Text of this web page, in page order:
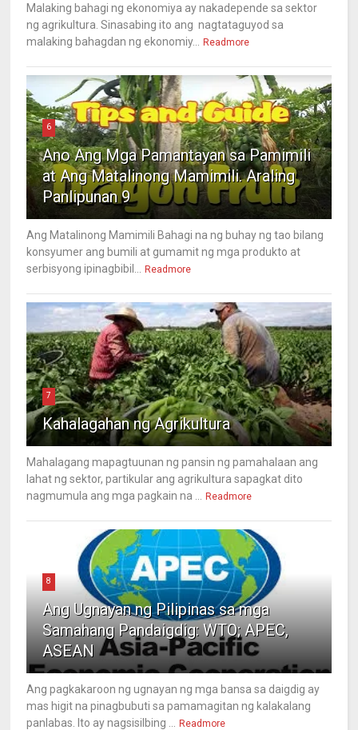
Malaking bahagi ng ekonomiya ay nakadepende sa sektor
ng agrikultura. Sinasabing ito ang nagtataguyod sa
malaking bahagdan ng ekonomiy...
Readmore
6
Ano Ang Mga Pamantayan sa Pamimili
at Ang Matalinong Mamimili. Araling
Panlipunan 9
Ang Matalinong Mamimili Bahagi na ng buhay ng tao bilang
konsyumer ang bumili at gumamit ng mga produkto at
serbisyong ipinagbibil...
Readmore
7
Kahalagahan ng Agrikultura
Mahalagang mapagtuunan ng pansin ng pamahalaan ang
lahat ng sektor, partikular ang agrikultura sapagkat dito
nagmumula ang mga pagkain na ...
Readmore
8
Ang Ugnayan ng Pilipinas sa mga
Samahang Pandaigdig: WTO; APEC,
ASEAN
Ang pagkakaroon ng ugnayan ng mga bansa sa daigdig ay
mas higit na pinagbubuti sa pamamagitan ng kalakalang
panlabas. Ito ay nagsisilbing ...
Readmore